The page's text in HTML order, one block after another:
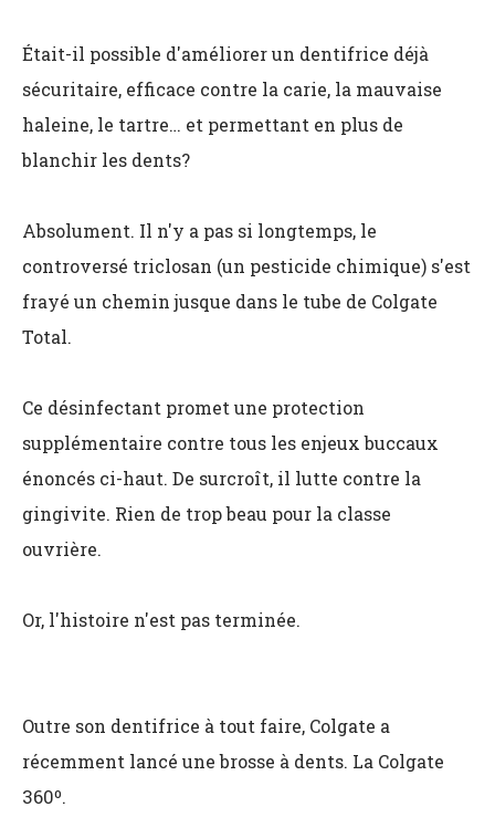
Était-il possible d'améliorer un dentifrice déjà
sécuritaire, efficace contre la carie, la mauvaise
haleine, le tartre… et permettant en plus de
blanchir les dents?
Absolument. Il n'y a pas si longtemps, le
controversé triclosan (un pesticide chimique) s'est
frayé un chemin jusque dans le tube de Colgate
Total.
Ce désinfectant promet une protection
supplémentaire contre tous les enjeux buccaux
énoncés ci-haut. De surcroît, il lutte contre la
gingivite. Rien de trop beau pour la classe
ouvrière.
Or, l'histoire n'est pas terminée.
Outre son dentifrice à tout faire, Colgate a
récemment lancé une brosse à dents. La Colgate
360º.